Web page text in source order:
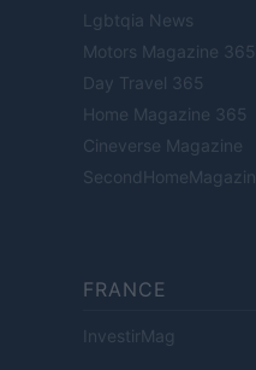
Lgbtqia News
Motors Magazine 365
Day Travel 365
Home Magazine 365
Cineverse Magazine
FRANCE
InvestirMag